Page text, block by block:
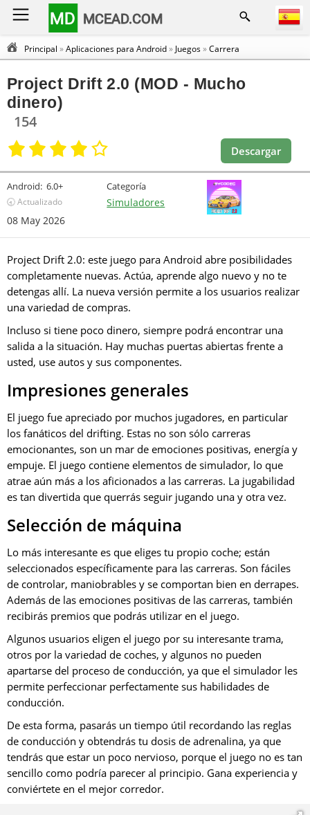
MD MCEAD.COM
Principal »Aplicaciones para Android» Juegos»Carrera
Project Drift 2.0 (MOD - Mucho
dinero)
154
Descargar
Android: 6.0+
🕣 Actualizado
08 May 2026
Categoría
Simuladores
Project Drift 2.0: este juego para Android abre posibilidades
completamente nuevas. Actúa, aprende algo nuevo y no te
detengas allí. La nueva versión permite a los usuarios realizar
una variedad de compras.
Incluso si tiene poco dinero, siempre podrá encontrar una
salida a la situación. Hay muchas puertas abiertas frente a
usted, use autos y sus componentes.
Impresiones generales
El juego fue apreciado por muchos jugadores, en particular
los fanáticos del drifting. Estas no son sólo carreras
emocionantes, son un mar de emociones positivas, energía y
empuje. El juego contiene elementos de simulador, lo que
atrae aún más a los aficionados a las carreras. La jugabilidad
es tan divertida que querrás seguir jugando una y otra vez.
Selección de máquina
Lo más interesante es que eliges tu propio coche; están
seleccionados específicamente para las carreras. Son fáciles
de controlar, maniobrables y se comportan bien en derrapes.
Además de las emociones positivas de las carreras, también
recibirás premios que podrás utilizar en el juego.
Algunos usuarios eligen el juego por su interesante trama,
otros por la variedad de coches, y algunos no pueden
apartarse del proceso de conducción, ya que el simulador les
permite perfeccionar perfectamente sus habilidades de
conducción.
De esta forma, pasarás un tiempo útil recordando las reglas
de conducción y obtendrás tu dosis de adrenalina, ya que
tendrás que estar un poco nervioso, porque el juego no es tan
sencillo como podría parecer al principio. Gana experiencia y
conviértete en el mejor corredor.